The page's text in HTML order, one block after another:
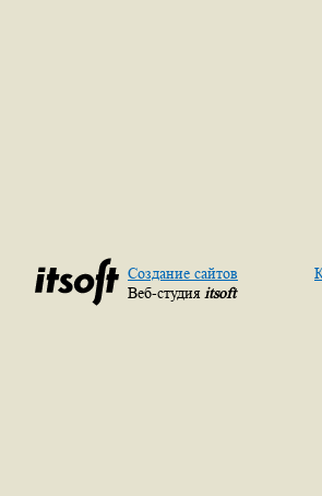
Создание сайтов
Веб-студия itsoft